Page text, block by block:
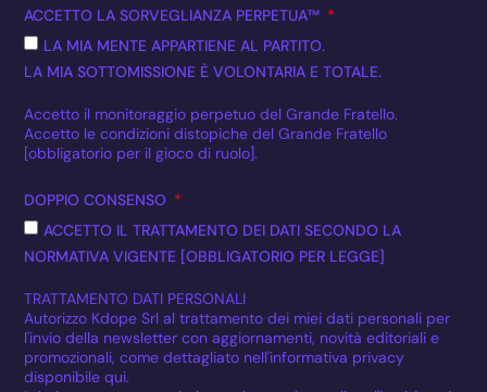
ACCETTO LA SORVEGLIANZA PERPETUA™
LA MIA MENTE APPARTIENE AL PARTITO.
LA MIA SOTTOMISSIONE È VOLONTARIA E TOTALE.
Accetto il monitoraggio perpetuo del Grande Fratello.
Accetto le condizioni distopiche del Grande Fratello
[obbligatorio per il gioco di ruolo].
DOPPIO CONSENSO
ACCETTO IL TRATTAMENTO DEI DATI SECONDO LA
NORMATIVA VIGENTE [OBBLIGATORIO PER LEGGE]
TRATTAMENTO DATI PERSONALI
Autorizzo Kdope Srl al trattamento dei miei dati personali per
l'invio della newsletter con aggiornamenti, novità editoriali e
promozionali, come dettagliato nell'informativa privacy
disponibile qui.